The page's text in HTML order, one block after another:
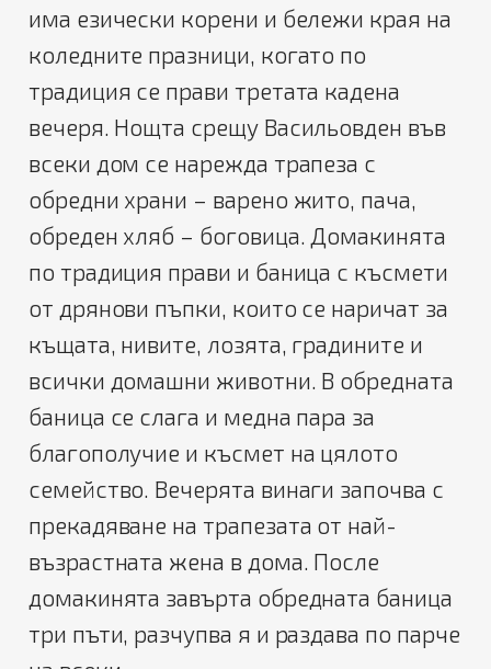
има езически корени и бележи края на
коледните празници, когато по
традиция се прави третата кадена
вечеря. Нощта срещу Васильовден във
всеки дом се нарежда трапеза с
обредни храни – варено жито, пача,
обреден хляб – боговица. Домакинята
по традиция прави и баница с късмети
от дрянови пъпки, които се наричат за
къщата, нивите, лозята, градините и
всички домашни животни. В обредната
баница се слага и медна пара за
благополучие и късмет на цялото
семейство. Вечерята винаги започва с
прекадяване на трапезата от най-
възрастната жена в дома. После
домакинята завърта обредната баница
три пъти, разчупва я и раздава по парче